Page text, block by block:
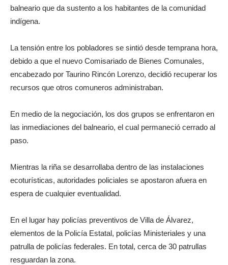
balneario que da sustento a los habitantes de la comunidad
indígena.
La tensión entre los pobladores se sintió desde temprana hora,
debido a que el nuevo Comisariado de Bienes Comunales,
encabezado por Taurino Rincón Lorenzo, decidió recuperar los
recursos que otros comuneros administraban.
En medio de la negociación, los dos grupos se enfrentaron en
las inmediaciones del balneario, el cual permaneció cerrado al
paso.
Mientras la riña se desarrollaba dentro de las instalaciones
ecoturísticas, autoridades policiales se apostaron afuera en
espera de cualquier eventualidad.
En el lugar hay policías preventivos de Villa de Álvarez,
elementos de la Policía Estatal, policías Ministeriales y una
patrulla de policías federales. En total, cerca de 30 patrullas
resguardan la zona.